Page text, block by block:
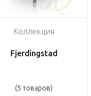
Коллекция
Fjerdingstad
(5 товаров)